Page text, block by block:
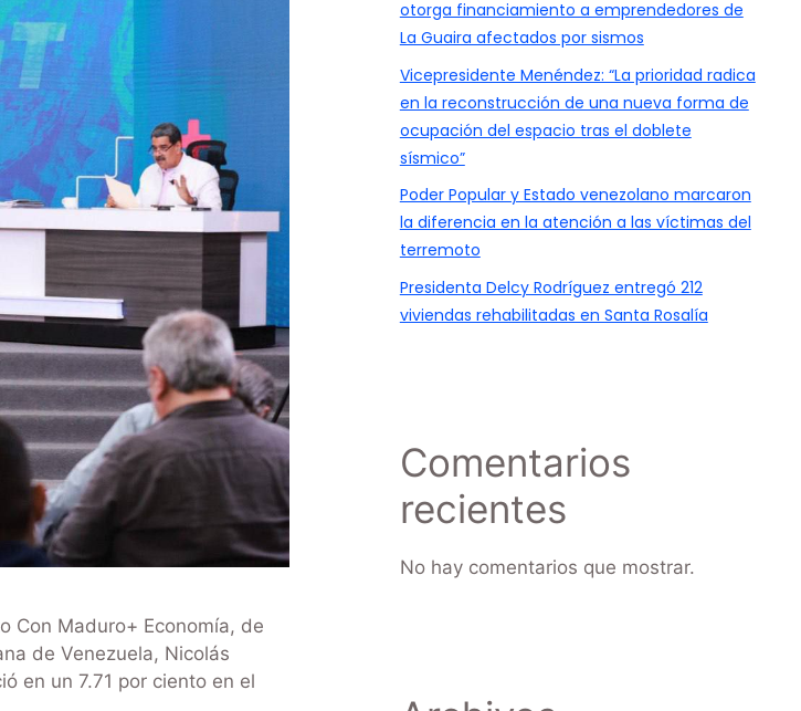
Con Maduro+ Economía, de
de Venezuela, Nicolás
en un 7.71 por ciento en el
otorga financiamiento a emprendedores de
La Guaira afectados por sismos
Vicepresidente Menéndez: “La prioridad radica
en la reconstrucción de una nueva forma de
ocupación del espacio tras el doblete
sísmico”
Poder Popular y Estado venezolano marcaron
la diferencia en la atención a las víctimas del
terremoto
Presidenta Delcy Rodríguez entregó 212
viviendas rehabilitadas en Santa Rosalía
Comentarios
recientes
No hay comentarios que mostrar.